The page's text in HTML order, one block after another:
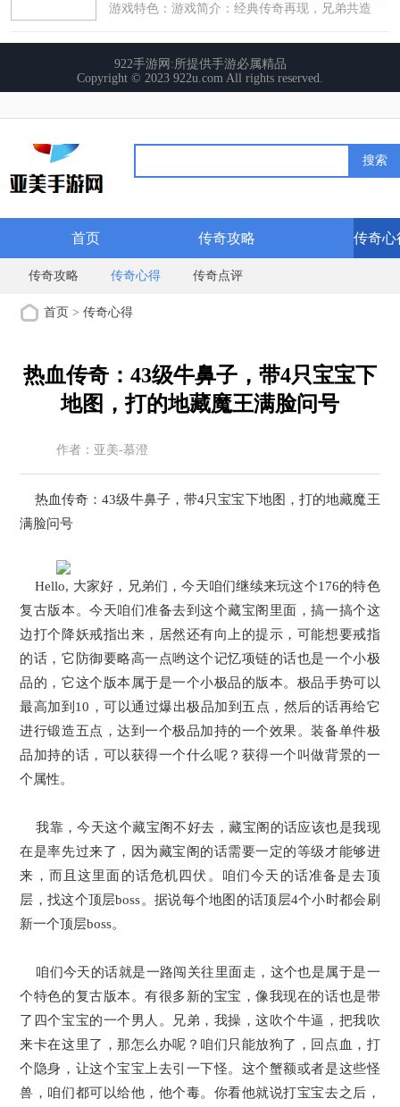
首页 传奇攻略 传奇心
传奇攻略 传奇心得 传奇点评
首页 >传奇心得
热血传奇：43级牛鼻子，带4只宝宝下
地图，打的地藏魔王满脸问号
作者：亚美-慕澄
时间：2026-02-28
热血传奇：43级牛鼻子，带4只宝宝下地图，打的地藏魔王
满脸问号
Hello, 大家好，兄弟们，今天咱们继续来玩这个176的特色
复古版本。今天咱们准备去到这个藏宝阁里面，搞一搞个这
边打个降妖戒指出来，居然还有向上的提示，可能想要戒指
的话，它防御要略高一点哟这个记忆项链的话也是一个小极
品的，它这个版本属于是一个小极品的版本。极品手势可以
最高加到10，可以通过爆出极品加到五点，然后的话再给它
进行锻造五点，达到一个极品加持的一个效果。装备单件极
品加持的话，可以获得一个什么呢？获得一个叫做背景的一
个属性。
我靠，今天这个藏宝阁不好去，藏宝阁的话应该也是我现
在是率先过来了，因为藏宝阁的话需要一定的等级才能够进
来，而且这里面的话危机四伏。咱们今天的话准备是去顶
层，找这个顶层boss。据说每个地图的话顶层4个小时都会刷
新一个顶层boss。
咱们今天的话就是一路闯关往里面走，这个也是属于是一
个特色的复古版本。有很多新的宝宝，像我现在的话也是带
了四个宝宝的一个男人。兄弟，我操，这吹个牛逼，把我吹
来卡在这里了，那怎么办呢？咱们只能放狗了，回点血，打
个隐身，让这个宝宝上去引一下怪。这个蟹额或者是这些怪
兽，咱们都可以给他，他个毒。你看他就说打宝宝去之后，